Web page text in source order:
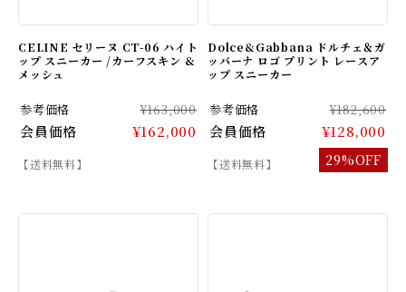
CELINE セリーヌ CT-06 ハイト
ップ スニーカー /カーフスキン &
メッシュ
参考価格 ¥163,000
会員価格 ¥162,000
【送料無料】
Dolce&Gabbana ドルチェ＆ガ
ッバーナ ロゴ プリント レースア
ップ スニーカー
参考価格 ¥182,600
会員価格 ¥128,000
【送料無料】 29%OFF